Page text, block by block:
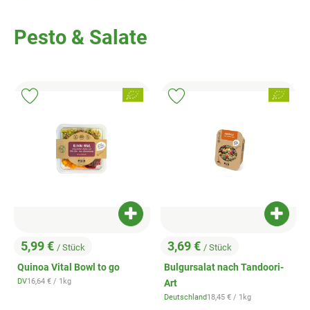
Backwaren
Getränke
Natur-Drogerie
AllerLiebe
Über uns
Service
Pesto & Salate
, Preis:
5,99 € / Stück
Quinoa Vital Bowl to go
, Herkunft:
DV, Referenzpreis:
16,64 € / 1kg
Produkt zum Warenkorb hinzufügen
, Verband:
Produkt zu Favouriten hinzufügen
, Preis:
3,69 € / Stück
Bulgursalat nach Tandoori-
Art
, Herkunft:
Deutschland, Referenzpreis:
18,45 € / 1kg
, Verband:
Produkt zu Favouriten hinzufügen